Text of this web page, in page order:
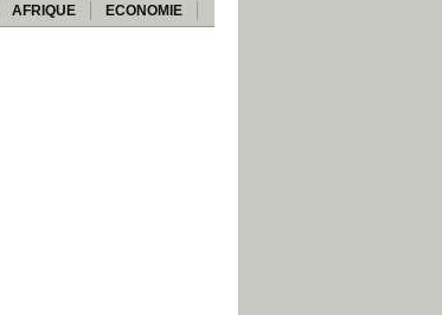
AFRIQUE ECONOMIE